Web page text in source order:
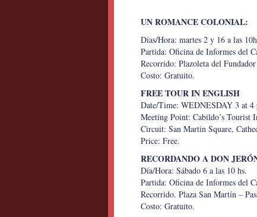
UN ROMANCE COLONIAL:
Días/Hora: martes 2 y 16 a las
Partida: Oficina de Informes del
Recorrido: Plazoleta del
Costo: Gratuito.
FREE TOUR IN ENGLISH
Date/Time: WEDNESDAY 3 at 4
Meeting Point: Cabildo’s Tourist
Circuit: San Martin Square,
Price: Free.
RECORDANDO A DON
Día/Hora: Sábado 6 a las 10 hs.
Partida: Oficina de Informes del
Recorrido. Plaza San Martín –
Costo: Gratuito.